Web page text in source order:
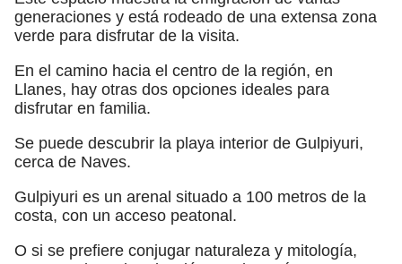
generaciones y está rodeado de una extensa zona
verde para disfrutar de la visita.
En el camino hacia el centro de la región, en
Llanes, hay otras dos opciones ideales para
disfrutar en familia.
Se puede descubrir la playa interior de Gulpiyuri,
cerca de Naves.
Gulpiyuri es un arenal situado a 100 metros de la
costa, con un acceso peatonal.
O si se prefiere conjugar naturaleza y mitología,